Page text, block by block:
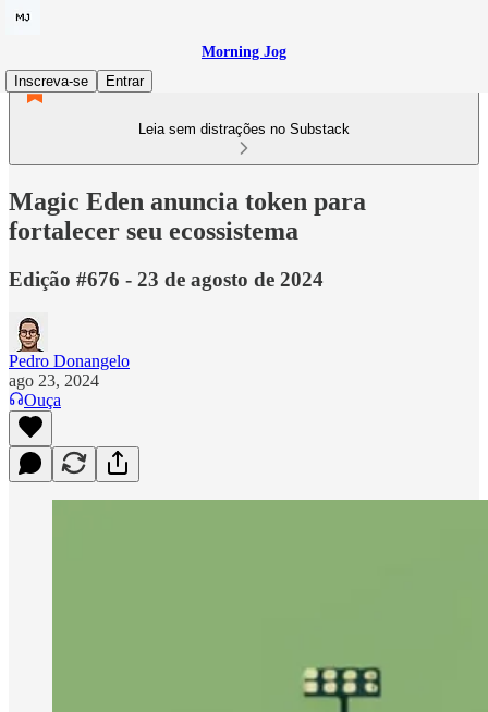
Morning Jog
Inscreva-se
Entrar
Leia sem distrações no Substack
Magic Eden anuncia token para
fortalecer seu ecossistema
Edição #676 - 23 de agosto de 2024
Pedro Donangelo
ago 23, 2024
Ouça